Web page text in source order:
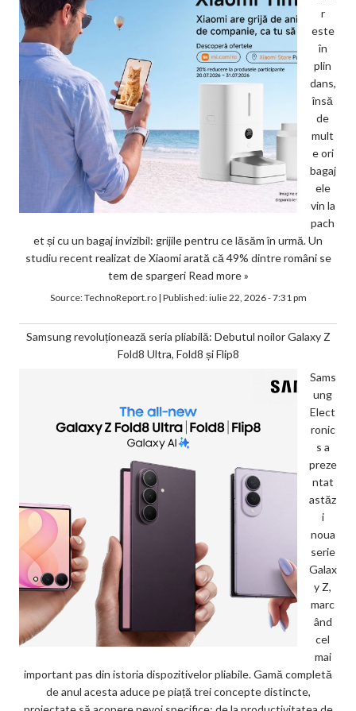
r
este
în
plin
dans,
însă
de
mult
e ori
bagaj
ele
vin la
pach
et și cu un bagaj invizibil: grijile pentru ce lăsăm în urmă. Un
studiu recent realizat de Xiaomi arată că 49% dintre români se
tem de spargeri Read more »
Source:TechnoReport.ro| Published:iulie 22, 2026 - 7:31 pm
Samsung revoluționează seria pliabilă: Debutul noilor Galaxy Z
Fold8 Ultra, Fold8 și Flip8
Sams
ung
Elect
ronic
s a
preze
ntat
astăz
i
noua
serie
Galax
y Z,
marc
ând
cel
mai
important pas din istoria dispozitivelor pliabile. Gamă completă
de anul acesta aduce pe piață trei concepte distincte,